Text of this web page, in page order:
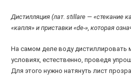
Дистилляция (лат. stillare — «стекание
«капля» и приставки «de-», которая
На самом деле воду
условиях, естественно, проведя
Для этого нужно натянуть лист